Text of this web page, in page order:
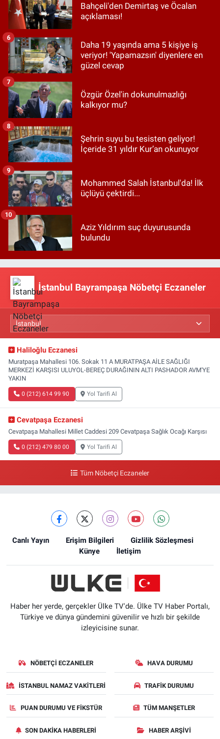
Bahçeli'den Demirtaş ve Öcalan
açıklaması!
Daha 19 yaşında ama 5 kişiye iş
veriyor! 'Yapamazsın' diyenlere en
güzel cevap
6
Özgür Özel'in dokunulmazlığı
kalkıyor mu?
7
Şehrin suyu bu tesisten geliyor!
İçeride 31 yıldır Kur’an okunuyor
8
Mohammed Salah İstanbul'da! İlk
üçlüyü çektirdi...
9
Aziz Yıldırım suç duyurusunda
bulundu
10
İstanbul Bayrampaşa Nöbetçi Eczaneler
Haliloğlu Eczanesi
Muratpaşa Mahallesi 106. Sokak 11 A MURATPAŞA AİLE SAĞLIĞI
MERKEZİ KARŞISI ULUYOL-BEREÇ DURAĞININ ALTI PASHADOR AVM'YE
YAKIN
0 (212) 614 99 90 Yol Tarifi Al
Cevatpaşa Eczanesi
Cevatpaşa Mahallesi Millet Caddesi 209 Cevatpaşa Sağlık Ocağı Karşısı
0 (212) 479 80 00 Yol Tarifi Al
Tüm Nöbetçi Eczaneler
Canlı Yayın Erişim Bilgileri
Gizlilik Sözleşmesi
Künye
İletişim
Haber her yerde, gerçekler Ülke TV'de. Ülke TV Haber Portalı,
Türkiye ve dünya gündemini güvenilir ve hızlı bir şekilde
izleyicisine sunar.
NÖBETÇI ECZANELER HAVA DURUMU
İSTANBUL NAMAZ VAKITLERI TRAFIK DURUMU
PUAN DURUMU VE FIKSTÜR TÜM MANŞETLER
SON DAKIKA HABERLERI HABER ARŞIVI